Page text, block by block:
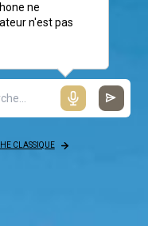
ne
n'est pas
CLASSIQUE